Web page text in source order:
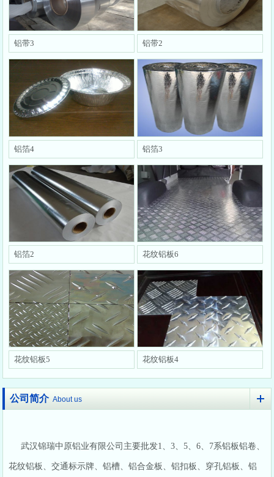
铝带3 铝带2
铝箔4 铝箔3
铝箔2 花纹铝板6
花纹铝板5 花纹铝板4
公司简介 About us
武汉锦瑞中原铝业有限公司主要批发1、3、5、6、7系铝板铝卷、
花纹铝板、交通标示牌、铝槽、铝合金板、铝扣板、穿孔铝板、铝